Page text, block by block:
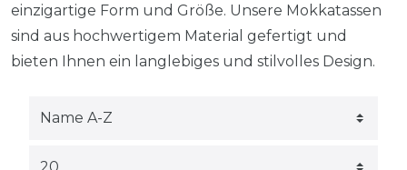
einzigartige Form und Größe. Unsere Mokkatassen
sind aus hochwertigem Material gefertigt und
bieten Ihnen ein langlebiges und stilvolles Design.